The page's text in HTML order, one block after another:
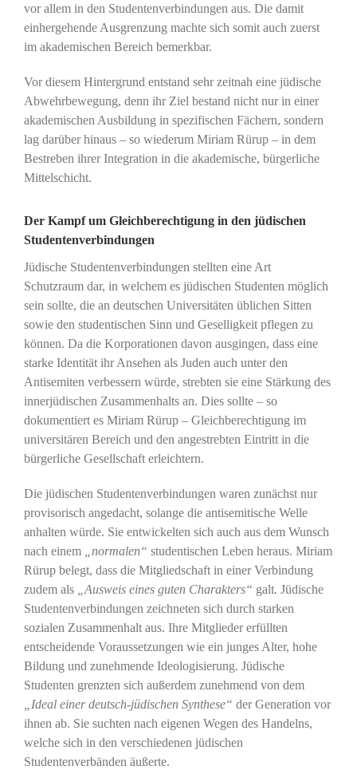
vor allem in den Studentenverbindungen aus. Die damit
einhergehende Ausgrenzung machte sich somit auch zuerst
im akademischen Bereich bemerkbar.
Vor diesem Hintergrund entstand sehr zeitnah eine jüdische
Abwehrbewegung, denn ihr Ziel bestand nicht nur in einer
akademischen Ausbildung in spezifischen Fächern, sondern
lag darüber hinaus – so wiederum Miriam Rürup – in dem
Bestreben ihrer Integration in die akademische, bürgerliche
Mittelschicht.
Der Kampf um Gleichberechtigung in den jüdischen
Studentenverbindungen
Jüdische Studentenverbindungen stellten eine Art
Schutzraum dar, in welchem es jüdischen Studenten möglich
sein sollte, die an deutschen Universitäten üblichen Sitten
sowie den studentischen Sinn und Geselligkeit pflegen zu
können. Da die Korporationen davon ausgingen, dass eine
starke Identität ihr Ansehen als Juden auch unter den
Antisemiten verbessern würde, strebten sie eine Stärkung des
innerjüdischen Zusammenhalts an. Dies sollte – so
dokumentiert es Miriam Rürup – Gleichberechtigung im
universitären Bereich und den angestrebten Eintritt in die
bürgerliche Gesellschaft erleichtern.
Die jüdischen Studentenverbindungen waren zunächst nur
provisorisch angedacht, solange die antisemitische Welle
anhalten würde. Sie entwickelten sich auch aus dem Wunsch
nach einem „normalen“ studentischen Leben heraus. Miriam
Rürup belegt, dass die Mitgliedschaft in einer Verbindung
zudem als „Ausweis eines guten Charakters“ galt. Jüdische
Studentenverbindungen zeichneten sich durch starken
sozialen Zusammenhalt aus. Ihre Mitglieder erfüllten
entscheidende Voraussetzungen wie ein junges Alter, hohe
Bildung und zunehmende Ideologisierung. Jüdische
Studenten grenzten sich außerdem zunehmend von dem
„Ideal einer deutsch-jüdischen Synthese“ der Generation vor
ihnen ab. Sie suchten nach eigenen Wegen des Handelns,
welche sich in den verschiedenen jüdischen
Studentenverbänden äußerte.